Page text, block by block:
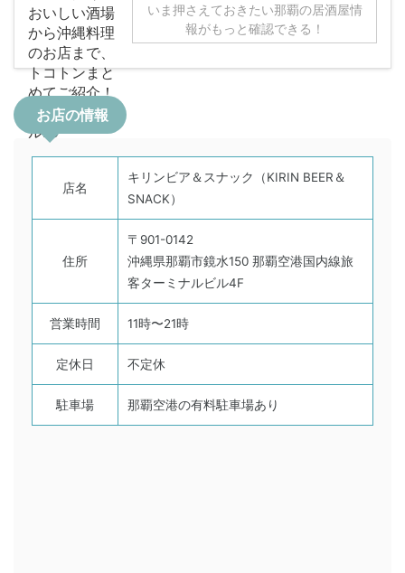
いま押さえておきたい那覇の居酒屋情
報がもっと確認できる！
お店の情報
店名
キリンビア＆スナック（KIRIN BEER＆
SNACK）
住所
〒901-0142
沖縄県那覇市鏡水150 那覇空港国内線旅
客ターミナルビル4F
営業時間 11時〜21時
定休日 不定休
駐車場 那覇空港の有料駐車場あり